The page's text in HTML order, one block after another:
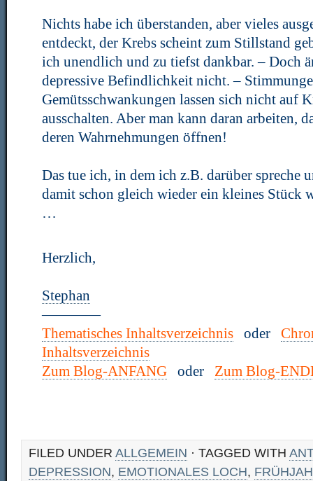
Nichts habe ich überstanden, aber vieles
entdeckt, der Krebs scheint zum Stillstand
ich unendlich und zu tiefst dankbar. – Doch
depressive Befindlichkeit nicht. –
Gemütsschwankungen lassen sich nicht auf
ausschalten. Aber man kann daran arbeiten,
deren Wahrnehmungen öffnen!
Das tue ich, in dem ich z.B. darüber spreche
damit schon gleich wieder ein kleines Stück
…
Herzlich,
Stephan
————
Thematisches Inhaltsverzeichnis
oder
Inhaltsverzeichnis
Zum Blog-ANFANG
oder Zum Blog-
FILED UNDER ALLGEMEIN · TAGGED WITH
DEPRESSION, EMOTIONALES LOCH,